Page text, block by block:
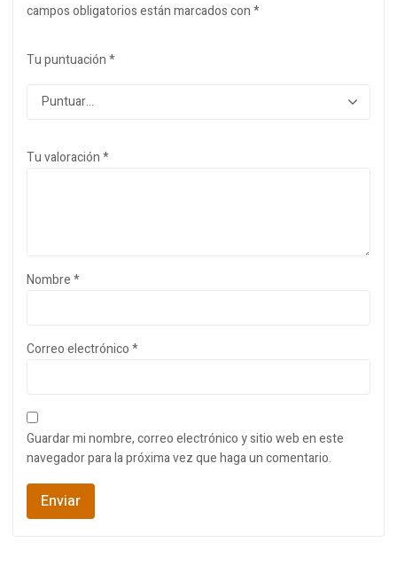
campos obligatorios están marcados con*
Tu puntuación*
Tu valoración*
Nombre*
Correo electrónico*
Guardar mi nombre, correo electrónico y sitio web en este
navegador para la próxima vez que haga un comentario.